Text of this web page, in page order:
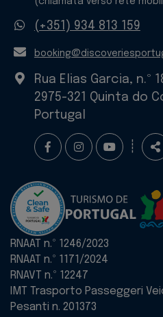
Whatsapp
(+351) 934 813 159
E-
Rua Elias Garcia, n.º
2975-321 Quinta do
Portugal
Seguici ┊
RNAAT n.º 1246/2023
RNAAT n.º 1171/2024
RNAVT n.º 12247
IMT Trasporto Passeggeri
Pesanti n. 201373